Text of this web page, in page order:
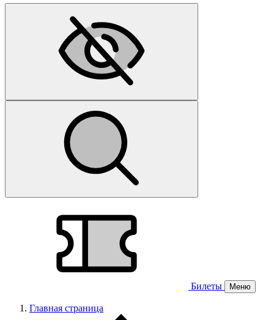
Билеты Меню
Главная страница